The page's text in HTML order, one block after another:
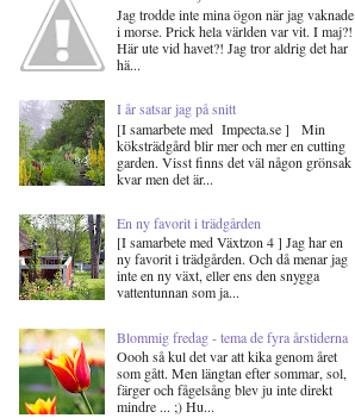
Jag trodde inte mina ögon när jag vaknade
i morse. Prick hela världen var vit. I maj?!
Här ute vid havet?! Jag tror aldrig det har
hä...
I år satsar jag på snitt
[I samarbete med Impecta.se ] Min
köksträdgård blir mer och mer en cutting
garden. Visst finns det väl någon grönsak
kvar men det är...
En ny favorit i trädgården
[I samarbete med Växtzon 4 ] Jag har en
ny favorit i trädgården. Och då menar jag
inte en ny växt, eller ens den snygga
vattentunnan som ja...
Blommig fredag - tema de fyra årstiderna
Oooh så kul det var att kika genom året
som gått. Men längtan efter sommar, sol,
färger och fågelsång blev ju inte direkt
mindre ... ;) Hu...